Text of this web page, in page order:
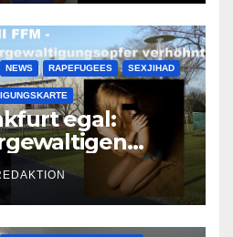
NEWS RAPEFUGEES SEXJIHAD
egal:
auf